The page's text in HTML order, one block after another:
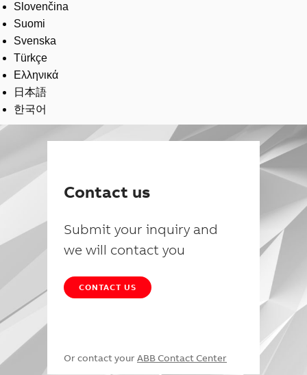
Slovenčina
Suomi
Svenska
Türkçe
Ελληνικά
日本語
한국어
Contact us
Submit your inquiry and
we will contact you
CONTACT US
Or contact your ABB Contact Center